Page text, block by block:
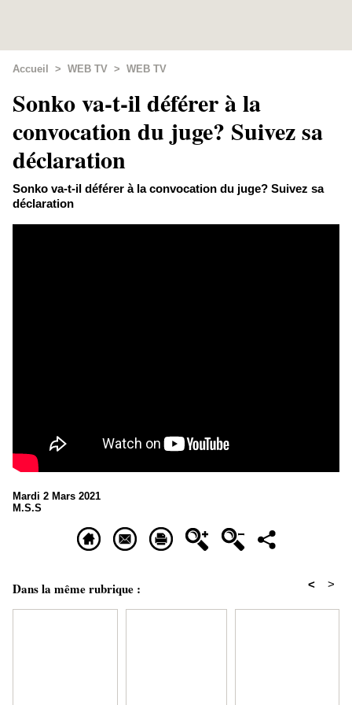
Accueil > WEB TV > WEB TV
Sonko va-t-il déférer à la
convocation du juge? Suivez sa
déclaration
Sonko va-t-il déférer à la convocation du juge? Suivez sa
déclaration
Mardi 2 Mars 2021
M.S.S
Dans la même rubrique : < >